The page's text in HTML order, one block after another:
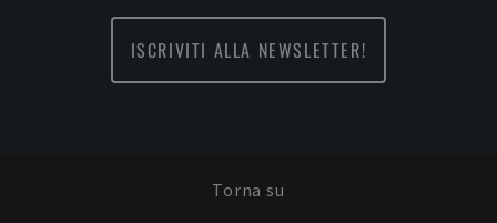
ISCRIVITI ALLA NEWSLETTER!
Torna su